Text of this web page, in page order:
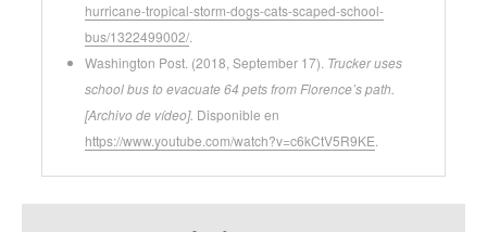
hurricane-tropical-storm-dogs-cats-scaped-school-
bus/1322499002/.
Washington Post. (2018, September 17). Trucker uses
school bus to evacuate 64 pets from Florence’s path.
[Archivo de vídeo]. Disponible en
https://www.youtube.com/watch?v=c6kCtV5R9KE.